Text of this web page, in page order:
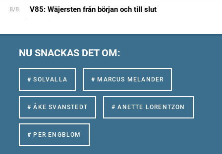
8/8 V85: Wäjersten från början och till slut
NU SNACKAS DET OM:
# SOLVALLA # MARCUS MELANDER
# ÅKE SVANSTEDT # ANETTE LORENTZON
# PER ENGBLOM